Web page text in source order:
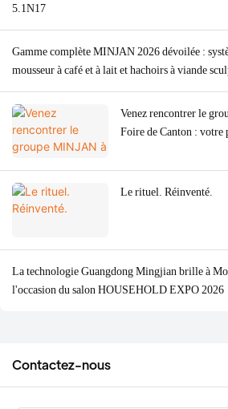
5.1N17
Gamme complète MINJAN 2026 dévoilée :
mousseur à café et à lait et hachoirs à viande
Venez rencontrer le
Foire de Canton : votre
gamme.
Le rituel. Réinventé.
La technologie Guangdong Mingjian brille à
l'occasion du salon HOUSEHOLD EXPO 2026
Contactez-nous